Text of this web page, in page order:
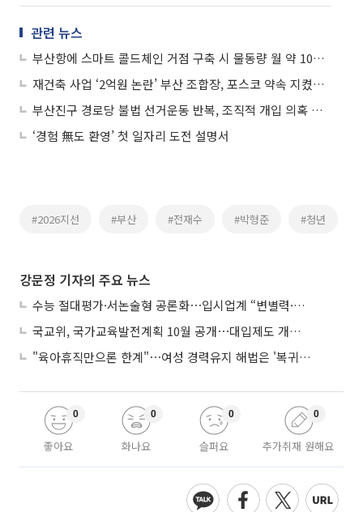
관련 뉴스
부산항에 스마트 콜드체인 거점 구축 시 물동량 월 약 10만TEU 증가 기대
재건축 사업 ‘2억원 논란’ 부산 조합장, 포스코 약속 지켰다 경험담 밝혀
부산진구 경로당 불법 선거운동 반복, 조직적 개입 의혹 확산
‘경험 無도 환영’ 첫 일자리 도전 설명서
#2026지선 #부산 #전재수 #박형준 #청년
강문정 기자의 주요 뉴스
수능 절대평가·서논술형 공론화⋯입시업계 “변별력·사교육 대책 먼저”
국교위, 국가교육발전계획 10월 공개⋯대입제도 개편 공론화 추진
"육아휴직만으론 한계"⋯여성 경력유지 해법은 '복귀 후 유연근무’
좋아요
0
화나요
0
슬퍼요
0
추가취재 원해요
0